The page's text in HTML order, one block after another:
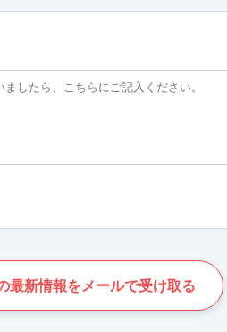
最新情報をメールで受け取る